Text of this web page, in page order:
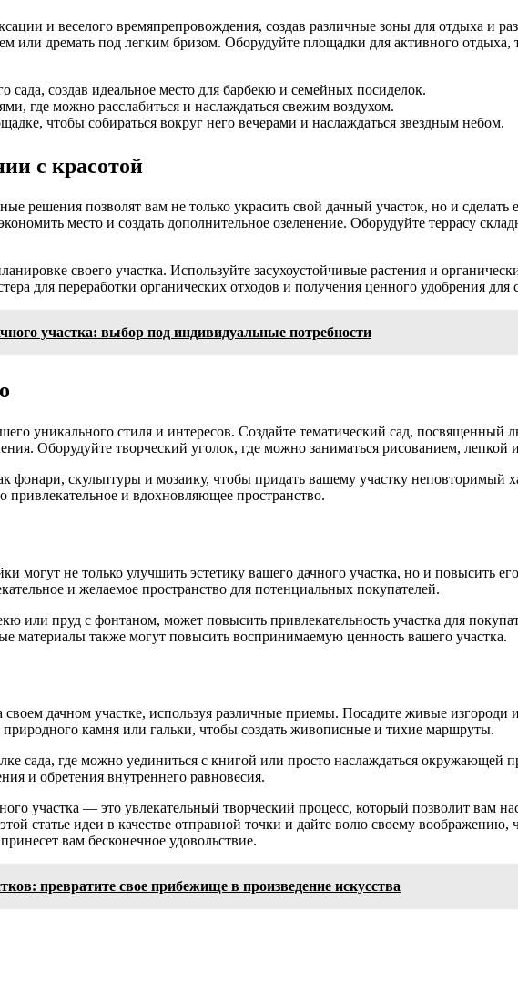
и веселого времяпрепровождения, создав различные зоны для отдыха и
или дремать под легким бризом. Оборудуйте площадки для активного отдыха,
создав идеальное место для барбекю и семейных посиделок.
где можно расслабиться и наслаждаться свежим воздухом.
чтобы собираться вокруг него вечерами и наслаждаться звездным небом.
с красотой
решения позволят вам не только украсить свой дачный участок, но и
место и создать дополнительное озеленение. Оборудуйте террасу
своего участка. Используйте засухоустойчивые растения и
для переработки органических отходов и получения ценного удобрения для
участка: выбор под индивидуальные потребности
уникального стиля и интересов. Создайте тематический сад,
Оборудуйте творческий уголок, где можно заниматься рисованием,
фонари, скульптуры и мозаику, чтобы придать вашему участку неповторимый
привлекательное и вдохновляющее пространство.
могут не только улучшить эстетику вашего дачного участка, но и повысить
и желаемое пространство для потенциальных покупателей.
или пруд с фонтаном, может повысить привлекательность участка для
материалы также могут повысить воспринимаемую ценность вашего участка.
дачном участке, используя различные приемы. Посадите живые
камня или гальки, чтобы создать живописные и тихие маршруты.
сада, где можно уединиться с книгой или просто наслаждаться
и обретения внутреннего равновесия.
участка — это увлекательный творческий процесс, который позволит вам
статье идеи в качестве отправной точки и дайте волю своему
вам бесконечное удовольствие.
превратите свое прибежище в произведение искусства